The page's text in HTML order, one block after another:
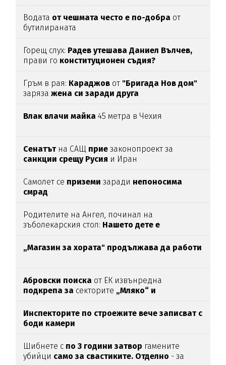
Водата от чешмата често е по-добра от
бутилираната
Горещ слух: Радев утешава Даниел Вълчев,
прави го конституционен съдия?
Гръм в рая: Караджов от "Бригада Нов дом"
зарязажена си заради друга
Влак влачи майка 45 метра в Чехия
Сенатътна САЩ прие законопроект за
санкции срещу Русия и Иран
Самолет се приземи заради непоносима
смрад
Родителите на Ангел, починал на
зъболекарския стол: Нашето дете е
антидотътнаупойката
„Магазин за хората" продължава да работи
Абровски поиска от ЕК извънредна
подкрепа за секторите „Мляко“ и
Инспекторите по строежите вече записват с
боди камери
Шибнете с по 3 години затвор гамените
убийци само за свастиките. Отделно - за